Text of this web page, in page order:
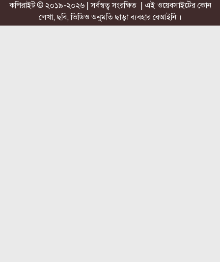
কপিরাইট © ২০১৯-২০২৬ | সর্বস্বত্ব সংরক্ষিত | এই ওয়েবসাইটের কোন
লেখা, ছবি, ভিডিও অনুমতি ছাড়া ব্যবহার বেআইনি ।